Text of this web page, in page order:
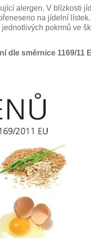
alergen. V blízkosti
na jídelní
pokrmů ve
dle směrnice 1169/11